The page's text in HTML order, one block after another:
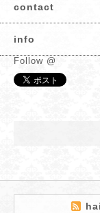
contact
info
Follow @